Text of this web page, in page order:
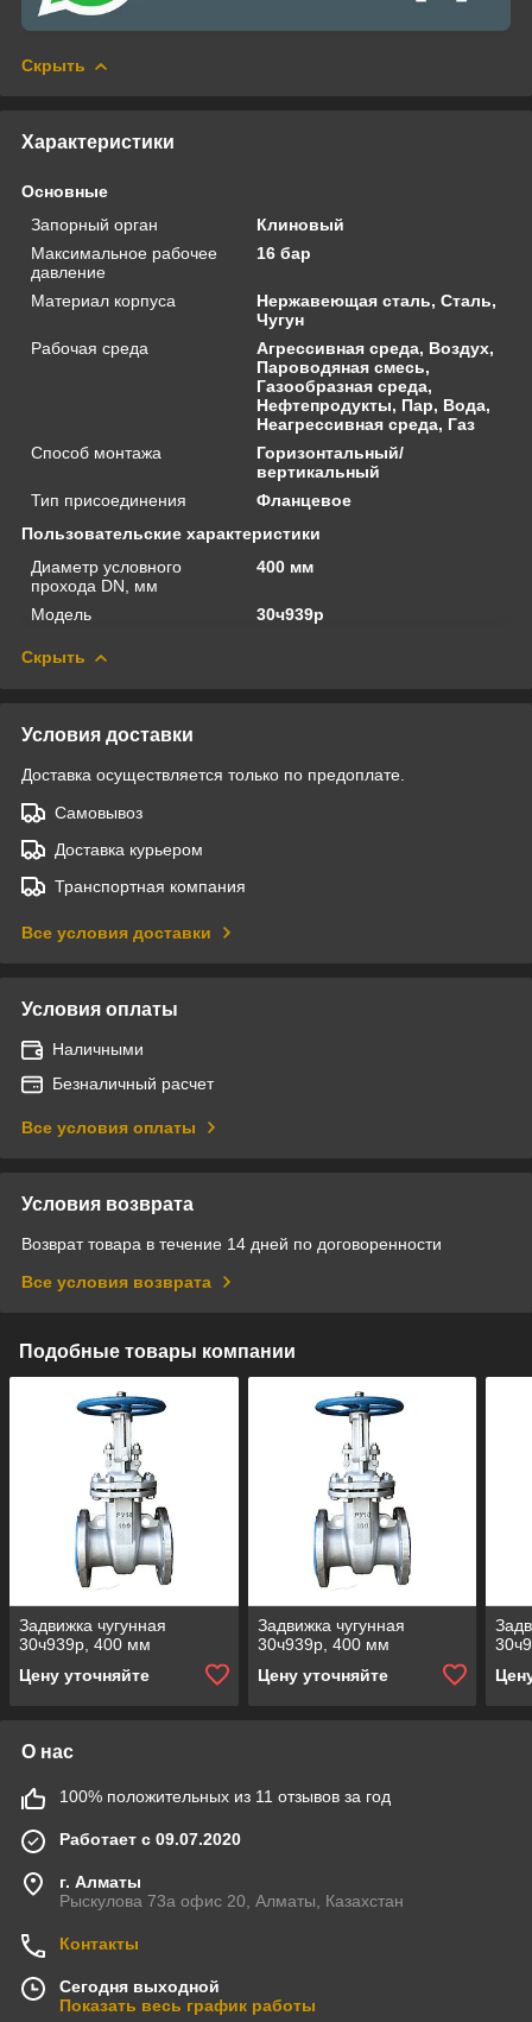
Скрыть
Характеристики
Основные
Запорный орган
Клиновый
Максимальное рабочее
давление
16 бар
Материал корпуса
Нержавеющая сталь, Сталь,
Чугун
Рабочая среда
Агрессивная среда, Воздух,
Пароводяная смесь,
Газообразная среда,
Нефтепродукты, Пар, Вода,
Неагрессивная среда, Газ
Способ монтажа
Горизонтальный/
вертикальный
Тип присоединения
Фланцевое
Пользовательские характеристики
Диаметр условного
прохода DN, мм
400 мм
Модель 30ч939р
Скрыть
Условия доставки
Доставка осуществляется только по предоплате.
Самовывоз
Доставка курьером
Транспортная компания
Все условия доставки
Условия оплаты
Наличными
Безналичный расчет
Все условия оплаты
Условия возврата
Возврат товара в течение 14 дней по договоренности
Все условия возврата
Подобные товары компании
Задвижка чугунная
30ч939р, 400 мм
Цену уточняйте
Задвижка чугунная
30ч939р, 400 мм
Цену уточняйте
О нас
100% положительных из 11 отзывов за год
Работает с 09.07.2020
г. Алматы
Рыскулова 73а офис 20, Алматы, Казахстан
Контакты
Сегодня выходной
Показать весь график работы